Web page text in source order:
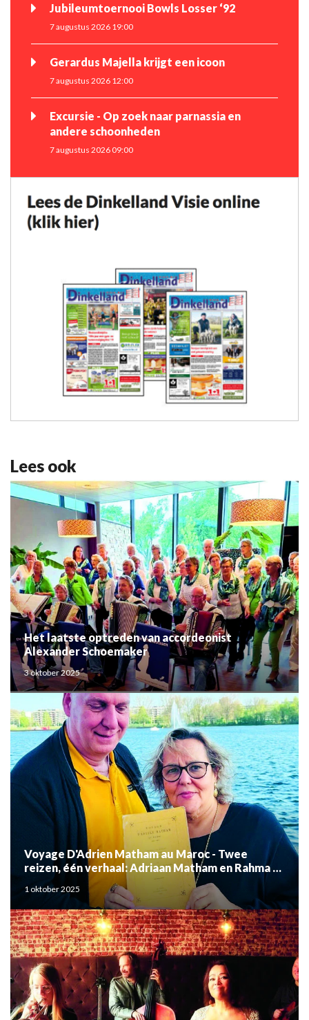
Jubileumtoernooi Bowls Losser ‘92
7 augustus 2026 19:00
Gerardus Majella krijgt een icoon
7 augustus 2026 12:00
Excursie - Op zoek naar parnassia en
andere schoonheden
7 augustus 2026 09:00
Lees ook
Het laatste optreden van accordeonist
Alexander Schoemaker
3 oktober 2025
Voyage D'Adrien Matham au Maroc - Twee
reizen, één verhaal: Adriaan Matham en Rahma el
Mouden
1 oktober 2025